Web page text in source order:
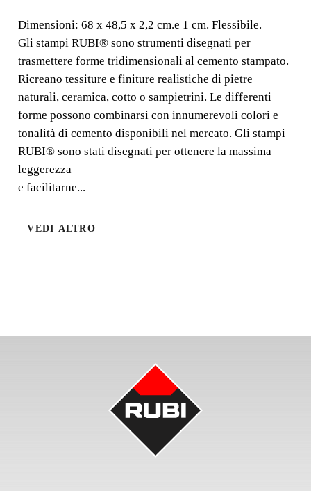
SAMPIETRINO
NUOVO
Dimensioni: 68 x 48,5 x 2,2 cm.e 1 cm. Flessibile. Gli
stampi RUBI® sono strumenti disegnati per trasmettere
forme tridimensionali al cemento stampato.
Dimensioni: 68 x 48,5 x 2,2 cm.e 1 cm. Flessibile.
Gli stampi RUBI® sono strumenti disegnati per
trasmettere forme tridimensionali al cemento stampato.
Ricreano tessiture e finiture realistiche di pietre
naturali, ceramica, cotto o sampietrini. Le differenti
forme possono combinarsi con innumerevoli colori e
tonalità di cemento disponibili nel mercato. Gli stampi
RUBI® sono stati disegnati per ottenere la massima
leggerezza
e facilitarne...
VEDI ALTRO